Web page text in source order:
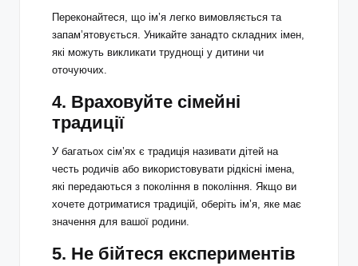
Переконайтеся, що ім’я легко вимовляється та
запам’ятовується. Уникайте занадто складних імен,
які можуть викликати труднощі у дитини чи
оточуючих.
4. Враховуйте сімейні
традиції
У багатьох сім’ях є традиція називати дітей на
честь родичів або використовувати рідкісні імена,
які передаються з покоління в покоління. Якщо ви
хочете дотриматися традицій, оберіть ім’я, яке має
значення для вашої родини.
5. Не бійтеся експериментів